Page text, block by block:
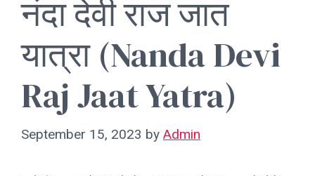
नंदा देवी राज जात
यात्रा (Nanda Devi
Raj Jaat Yatra)
September 15, 2023 by Admin